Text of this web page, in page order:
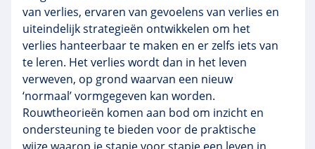
van verlies, ervaren van gevoelens van verlies en
uiteindelijk strategieën ontwikkelen om het
verlies hanteerbaar te maken en er zelfs iets van
te leren. Het verlies wordt dan in het leven
verweven, op grond waarvan een nieuw
‘normaal’ vormgegeven kan worden.
Rouwtheorieën komen aan bod om inzicht en
ondersteuning te bieden voor de praktische
wijze waarop je stapje voor stapje een leven in